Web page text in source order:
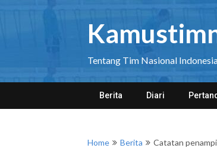
Tentang Tim Nasional
Berita Diari
Home Berita Catatan